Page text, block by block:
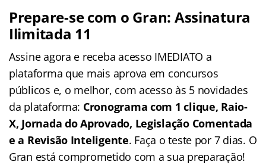
Prepare-se com o Gran: Assinatura
Ilimitada 11
Assine agora e receba acesso IMEDIATO a
plataforma que mais aprova em concursos
públicos e, o melhor, com acesso às 5 novidades
da plataforma: Cronograma com 1 clique, Raio-
X, Jornada do Aprovado, Legislação Comentada
e a Revisão Inteligente. Faça o teste por 7 dias. O
Gran está comprometido com a sua preparação!